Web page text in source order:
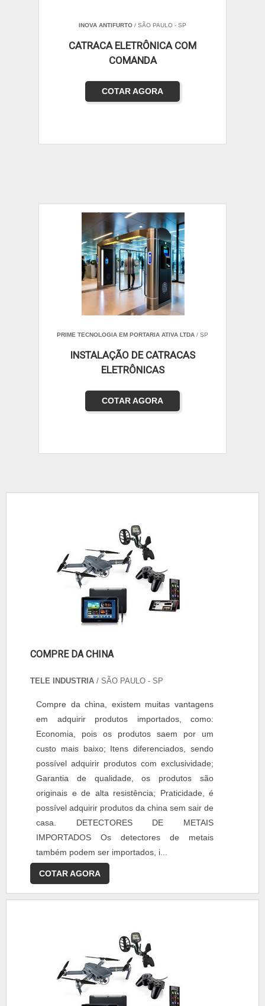
INOVA ANTIFURTO / SÃO PAULO - SP
CATRACA ELETRÔNICA COM
COMANDA
COTAR AGORA
PRIME TECNOLOGIA EM PORTARIA ATIVA LTDA / SP
INSTALAÇÃO DE CATRACAS
ELETRÔNICAS
COTAR AGORA
COMPRE DA CHINA
TELE INDUSTRIA / SÃO PAULO - SP
Compre da china, existem muitas vantagens
em adquirir produtos importados, como:
Economia, pois os produtos saem por um
custo mais baixo; Itens diferenciados, sendo
possível adquirir produtos com exclusividade;
Garantia de qualidade, os produtos são
originais e de alta resistência; Praticidade, é
possível adquirir produtos da china sem sair de
casa. DETECTORES DE METAIS
IMPORTADOS Os detectores de metais
também podem ser importados, i...
COTAR AGORA